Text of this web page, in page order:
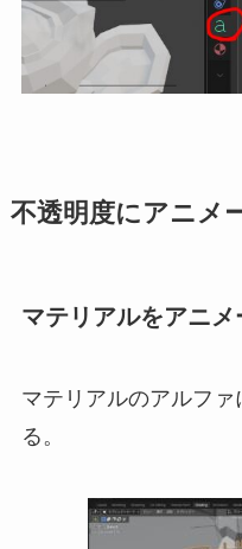
不透明度にアニメ
マテリアルをアニ
マテリアルのアルフ
る。